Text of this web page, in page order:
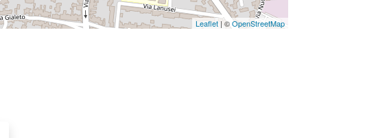
Leaflet | ©OpenStreetMap